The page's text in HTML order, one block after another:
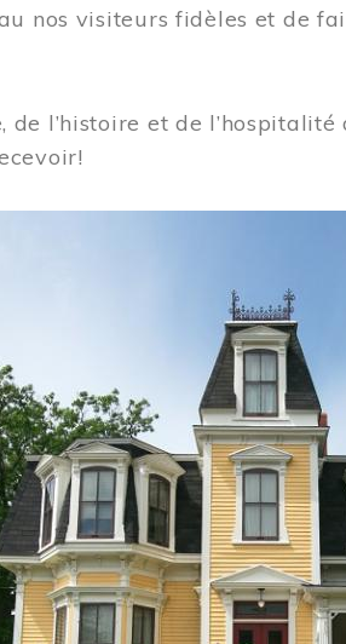
nos visiteurs fidèles et de
l’histoire et de